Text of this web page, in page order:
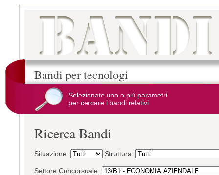
Bandi per tecnologi
Selezionate uno o più parametri
per cercare i bandi relativi
Ricerca Bandi
Situazione: Struttura:
Settore Concorsuale: